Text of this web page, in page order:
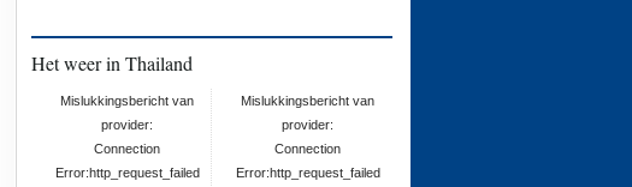
Het weer in Thailand
Mislukkingsbericht van
provider:
Connection
Error:http_request_failed
Mislukkingsbericht van
provider:
Connection
Error:http_request_failed